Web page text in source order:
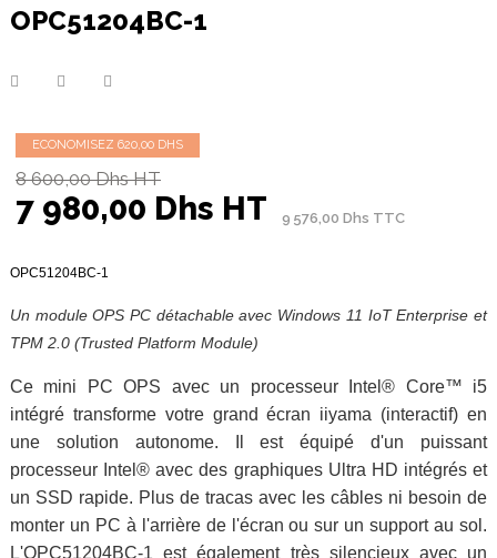
OPC51204BC-1
ECONOMISEZ 620,00 DHS
8 600,00 Dhs HT
7 980,00 Dhs HT 9 576,00 Dhs TTC
OPC51204BC-1
Un module OPS PC détachable avec Windows 11 IoT Enterprise et
TPM 2.0 (Trusted Platform Module)
Ce mini PC OPS avec un processeur Intel® Core™ i5
intégré transforme votre grand écran iiyama (interactif) en
une solution autonome. Il est équipé d'un puissant
processeur Intel® avec des graphiques Ultra HD intégrés et
un SSD rapide. Plus de tracas avec les câbles ni besoin de
monter un PC à l'arrière de l'écran ou sur un support au sol.
L'OPC51204BC-1 est également très silencieux avec un